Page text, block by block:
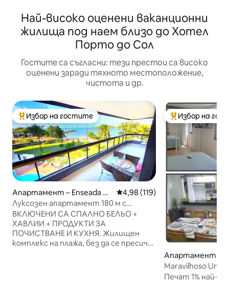
Най-високо оценени ваканционни
жилища под наем близо до Хотел
Порто до Сол
Гостите са съгласни: тези престои са високо
оценени заради тяхното местоположение,
чистота и др.
Най-популярен избор на гостите
Избор на гостите
Апартамент – Enseada Az
ul
Средна оценка: 4,98 от 5,
4,98 (119)
Луксозен апартамент 180 м с
климатик, Wi-Fi, 3 места за
паркиране, КРАКАТА В ПЯСЪКА
ВКЛЮЧЕНИ СА СПАЛНО БЕЛЬО +
ХАВЛИИ + ПРОДУКТИ ЗА
ПОЧИСТВАНЕ И КУХНЯ. Жилищен
комплекс на плажа, без да се пресича
Най-популярен
Избор на
Апартамент –
orro
Maravilhoso Um
Alugados
Печат 1% най-